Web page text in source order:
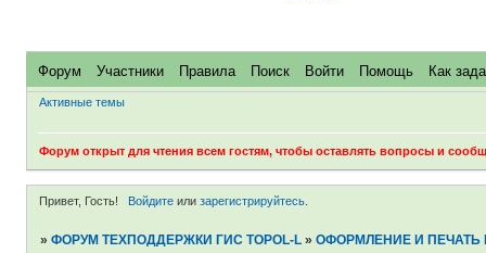
Форум Участники Правила Поиск Войти Помощь Как
Активные темы
Форум открыт для чтения всем гостям, чтобы оставлять вопросы и
Привет, Гость! Войдитеили зарегистрируйтесь.
»ФОРУМ ТЕХПОДДЕРЖКИ ГИС TOPOL-L »ОФОРМЛЕНИЕ И ПЕЧАТЬ